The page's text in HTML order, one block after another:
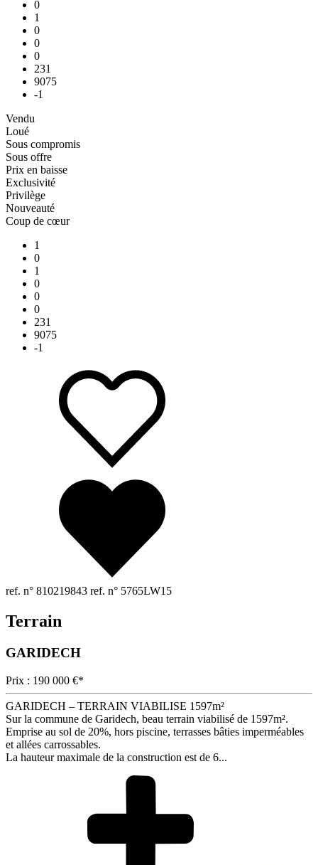
0
1
0
0
0
231
9075
-1
Vendu
Loué
Sous compromis
Sous offre
Prix en baisse
Exclusivité
Privilège
Nouveauté
Coup de cœur
1
0
1
0
0
0
231
9075
-1
ref. n° 810219843 ref. n° 5765LW15
Terrain
GARIDECH
Prix : 190 000 €*
GARIDECH – TERRAIN VIABILISE 1597m²
Sur la commune de Garidech, beau terrain viabilisé de 1597m².
Emprise au sol de 20%, hors piscine, terrasses bâties imperméables
et allées carrossables.
La hauteur maximale de la construction est de 6...